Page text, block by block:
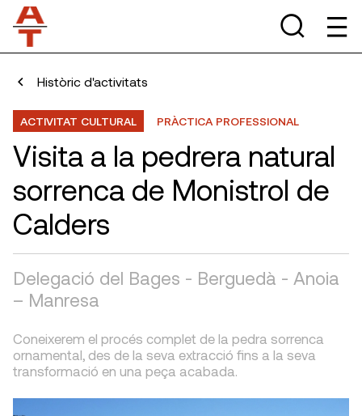
Històric d'activitats
ACTIVITAT CULTURAL PRÀCTICA PROFESSIONAL
Visita a la pedrera natural
sorrenca de Monistrol de
Calders
Delegació del Bages - Berguedà - Anoia
– Manresa
Coneixerem el procés complet de la pedra sorrenca
ornamental, des de la seva extracció fins a la seva
transformació en una peça acabada.